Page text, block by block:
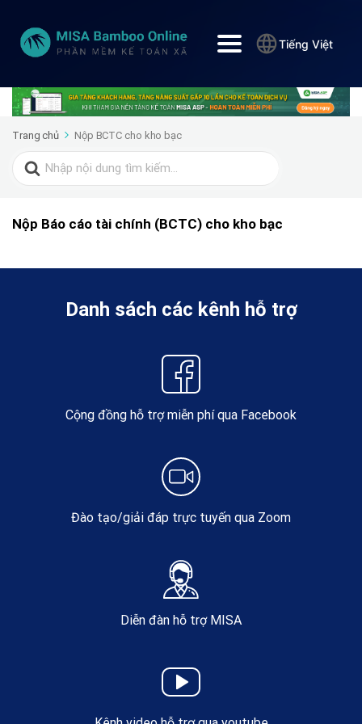
Tiếng Việt
Trang chủ Nộp BCTC cho kho bạc
Search
for:
Nộp Báo cáo tài chính (BCTC) cho kho bạc
Danh sách các kênh hỗ trợ
Cộng đồng hỗ trợ miễn phí qua Facebook
Đào tạo/giải đáp trực tuyến qua Zoom
Diễn đàn hỗ trợ MISA